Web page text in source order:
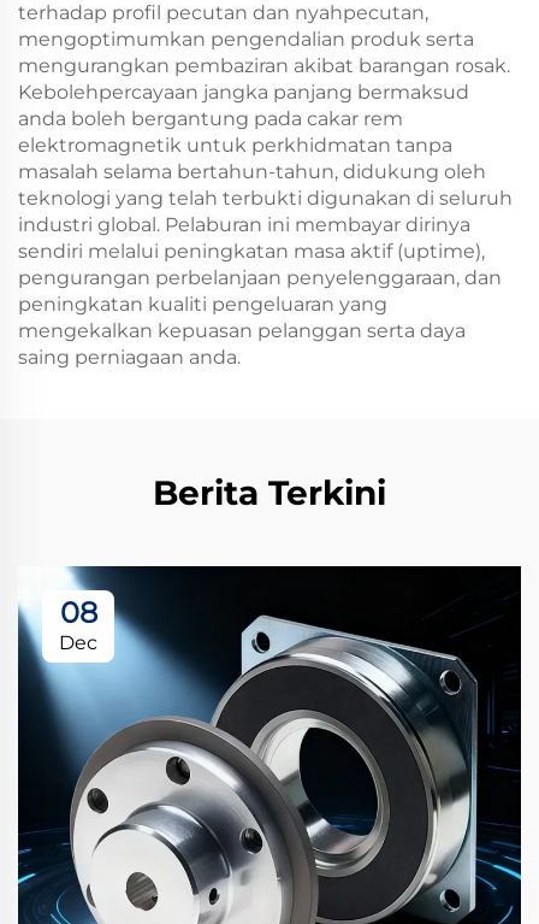
terhadap profil pecutan dan nyahpecutan,
mengoptimumkan pengendalian produk serta
mengurangkan pembaziran akibat barangan rosak.
Kebolehpercayaan jangka panjang bermaksud
anda boleh bergantung pada cakar rem
elektromagnetik untuk perkhidmatan tanpa
masalah selama bertahun-tahun, didukung oleh
teknologi yang telah terbukti digunakan di seluruh
industri global. Pelaburan ini membayar dirinya
sendiri melalui peningkatan masa aktif (uptime),
pengurangan perbelanjaan penyelenggaraan, dan
peningkatan kualiti pengeluaran yang
mengekalkan kepuasan pelanggan serta daya
saing perniagaan anda.
Berita Terkini
08
Dec